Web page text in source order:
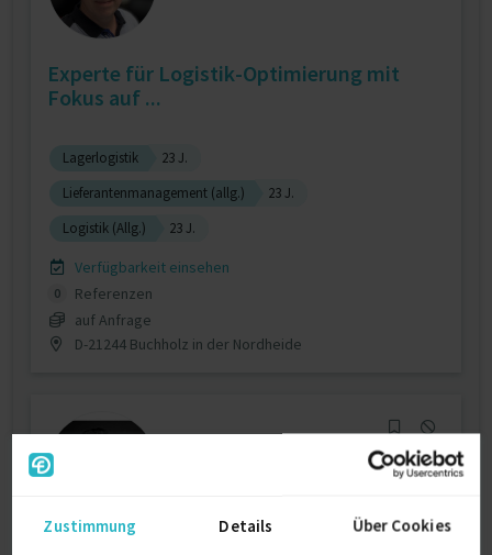
Zustimmung Details Über Cookies
Experte für Logistik-Optimierung mit
Fokus auf ...
Lagerlogistik
23 J.
Lieferantenmanagement (allg.)
23 J.
Logistik (Allg.)
23 J.
Verfügbarkeit einsehen
0
Referenzen
auf Anfrage
D-21244 Buchholz in der Nordheide